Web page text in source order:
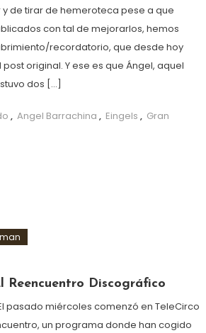
de tirar de hemeroteca pese a que
con tal de mejorarlos, hemos
recordatorio, que desde hoy
original. Y ese es que Ángel, aquel
dos […]
, Angel Barrachina , Eingels , Gran
Reencuentro Discográfico
pasado miércoles comenzó en TeleCirco
un programa donde han cogido